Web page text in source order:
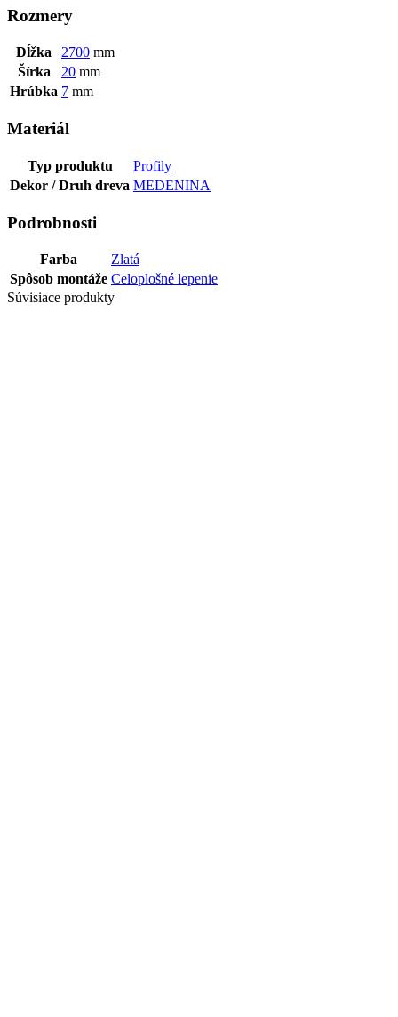
Rozmery
Dĺžka 2700 mm
Šírka
20 mm
Hrúbka 7 mm
Materiál
Typ produktu
Profily
Dekor / Druh dreva MEDENINA
Podrobnosti
Farba
Zlatá
Spôsob montáže Celoplošné lepenie
Súvisiace produkty